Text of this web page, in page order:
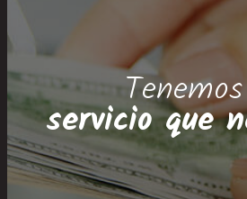
servicio que